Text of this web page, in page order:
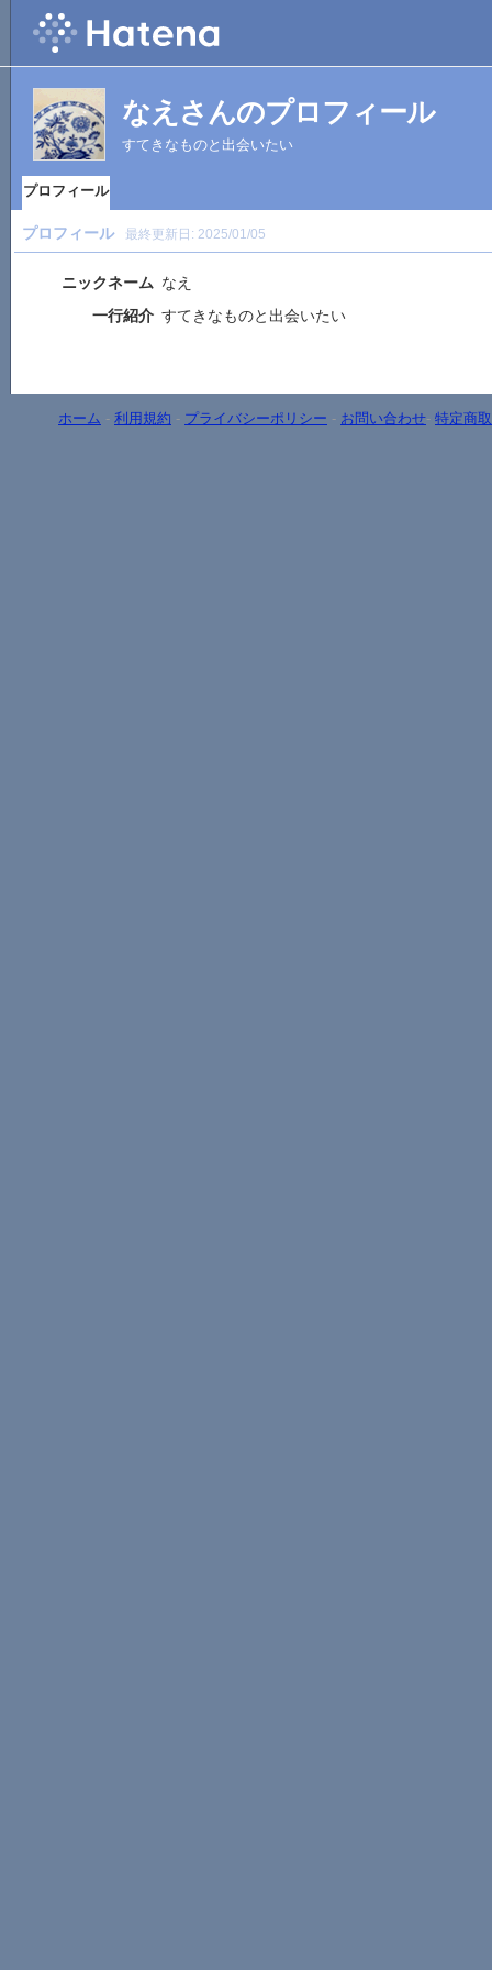
なえさんのプロフィール
すてきなものと出会いたい
プロフィール
プロフィール 最終更新日: 2025/01/05
ニックネーム なえ
一行紹介 すてきなものと出会いたい
ホーム - 利用規約 - プライバシーポリシー - お問い合わせ- 特定商